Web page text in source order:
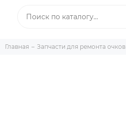
Главная Запчасти для ремонта очков